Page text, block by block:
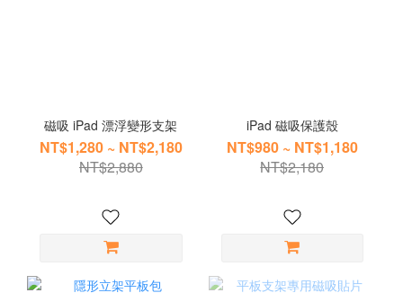
磁吸 iPad 漂浮變形支架
NT$1,280 ~ NT$2,180
NT$2,880
iPad 磁吸保護殼
NT$980 ~ NT$1,180
NT$2,180